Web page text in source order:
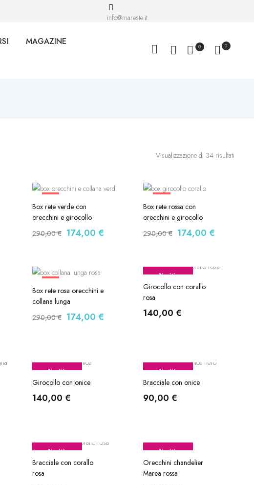
info@mareste.it
MAGAZINE
0 0
Visualizzazione di 34 risultati
Box rete verde con
orecchini e girocollo
290,00€ 174,00 €
Box rete rossa con
orecchini e girocollo
290,00€ 174,00 €
Box rete rosa orecchini e
collana lunga
290,00€ 174,00 €
Novità
Girocollo con corallo
rosa
140,00 €
Novità
Girocollo con onice
140,00 €
Novità
Bracciale con onice
90,00 €
Novità
Bracciale con corallo
rosa
Novità
Orecchini chandelier
Marea rossa